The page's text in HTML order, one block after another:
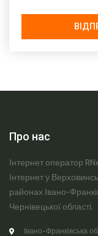
Про нас
Інтернет оператор
Інтернет у
районах Івано-
Чернівецької області.
Івано-Франківська